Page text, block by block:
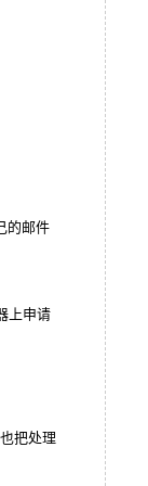
的邮件
上申请
把处理